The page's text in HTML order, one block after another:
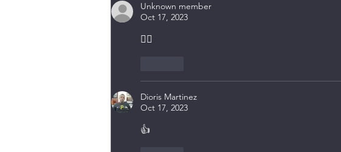
Unknown member
Oct 17, 2023
👍🏾
Dioris Martinez
Oct 17, 2023
👍